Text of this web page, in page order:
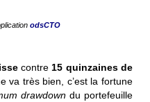
odsCTO
contre 15 quinzaines de
va très bien, c’est la fortune
drawdown du portefeuille